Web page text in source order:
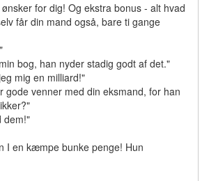
for dig! Og ekstra bonus - alt hvad
får din mand også, bare ti gange
bog, han nyder stadig godt af det."
mig en milliard!"
gode venner med din eksmand, for han
dem!"
I en kæmpe bunke penge! Hun